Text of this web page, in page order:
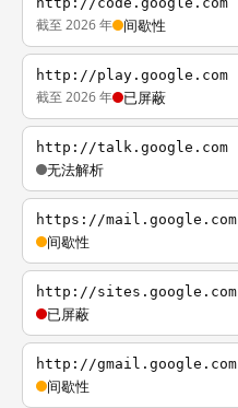
截至 2026 年 间歇性
http://play.google.com
截至 2026 年 已屏蔽
http://talk.google.com
无法解析
https://mail.google.com
间歇性
http://sites.google.com
已屏蔽
http://gmail.google.com
间歇性